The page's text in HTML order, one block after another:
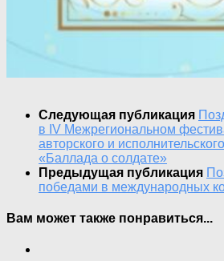
Следующая публикация
в IV Межрегиональном
авторского и
«Баллада о солдате»
Предыдущая публикация
победами в международных
Вам может также понравиться...